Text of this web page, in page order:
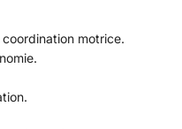
motrice.